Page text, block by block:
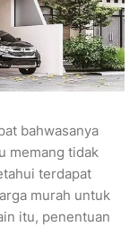
bahwasanya
memang tidak
terdapat
murah untuk
itu, penentuan